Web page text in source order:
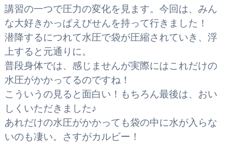
講習の一つで圧力の変化を見ます。今回は、みん
な大好きかっぱえびせんを持って行きました！
潜降するにつれて水圧で袋が圧縮されていき、浮
上すると元通りに。
普段身体では、感じませんが実際にはこれだけの
水圧がかかってるのですね！
こういうの見ると面白い！もちろん最後は、おい
しくいただきました♪
あれだけの水圧がかかっても袋の中に水が入らな
いのも凄い。さすがカルビー！